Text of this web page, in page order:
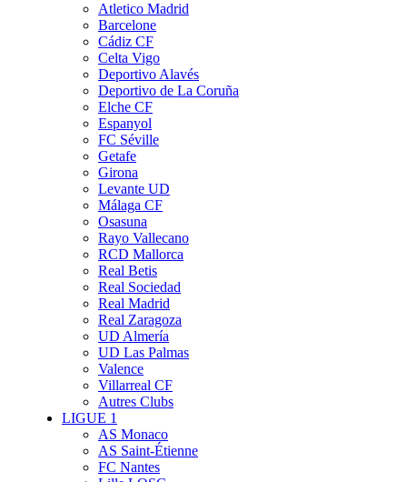
Atletico Madrid
Barcelone
Cádiz CF
Celta Vigo
Deportivo Alavés
Deportivo de La Coruña
Elche CF
Espanyol
FC Séville
Getafe
Girona
Levante UD
Málaga CF
Osasuna
Rayo Vallecano
RCD Mallorca
Real Betis
Real Sociedad
Real Madrid
Real Zaragoza
UD Almería
UD Las Palmas
Valence
Villarreal CF
Autres Clubs
LIGUE 1
AS Monaco
AS Saint-Étienne
FC Nantes